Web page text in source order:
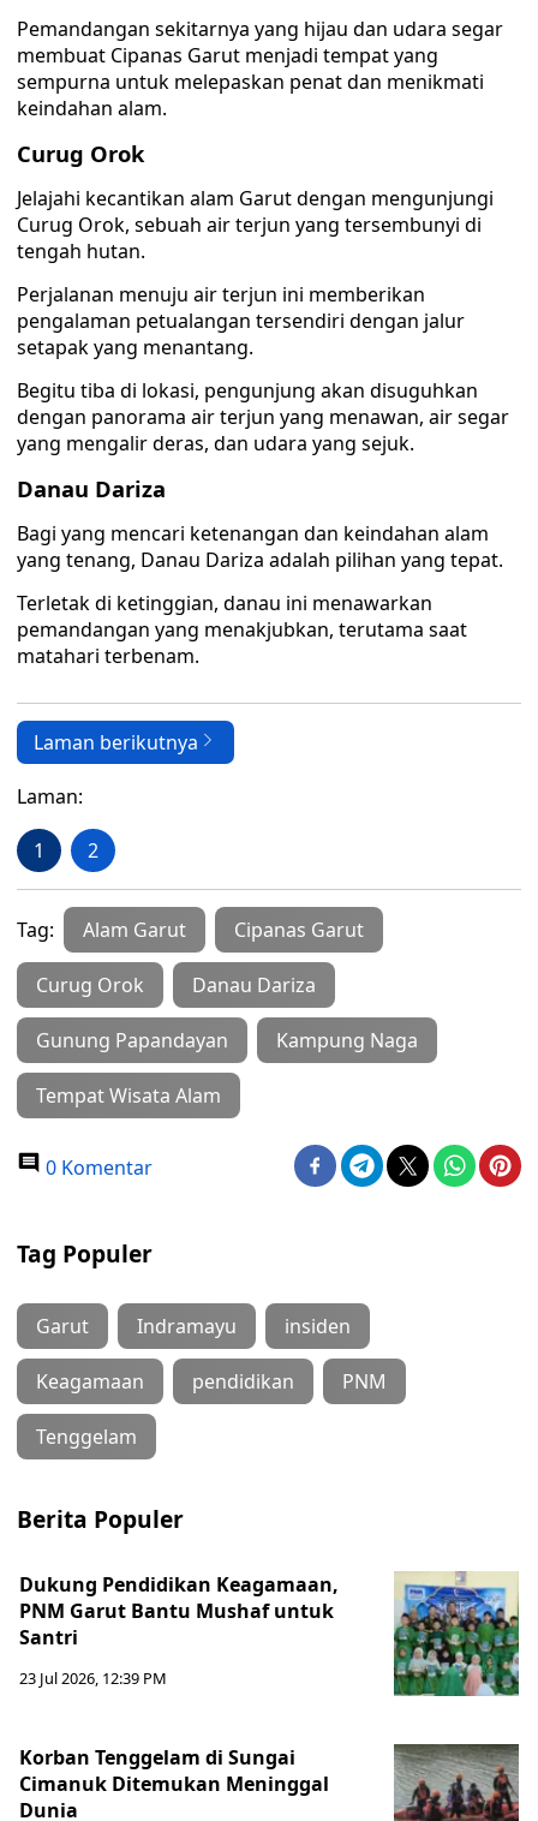
Pemandangan sekitarnya yang hijau dan udara segar
membuat Cipanas Garut menjadi tempat yang
sempurna untuk melepaskan penat dan menikmati
keindahan alam.
Curug Orok
Jelajahi kecantikan alam Garut dengan mengunjungi
Curug Orok, sebuah air terjun yang tersembunyi di
tengah hutan.
Perjalanan menuju air terjun ini memberikan
pengalaman petualangan tersendiri dengan jalur
setapak yang menantang.
Begitu tiba di lokasi, pengunjung akan disuguhkan
dengan panorama air terjun yang menawan, air segar
yang mengalir deras, dan udara yang sejuk.
Danau Dariza
Bagi yang mencari ketenangan dan keindahan alam
yang tenang, Danau Dariza adalah pilihan yang tepat.
Terletak di ketinggian, danau ini menawarkan
pemandangan yang menakjubkan, terutama saat
matahari terbenam.
Laman berikutnya
Laman:
1 2
Tag: Alam Garut Cipanas Garut
Curug Orok Danau Dariza
Gunung Papandayan Kampung Naga
Tempat Wisata Alam
0 Komentar
Tag Populer
Garut Indramayu insiden
Keagamaan pendidikan PNM
Tenggelam
Berita Populer
Dukung Pendidikan Keagamaan,
PNM Garut Bantu Mushaf untuk
Santri
23 Jul 2026, 12:39 PM
Korban Tenggelam di Sungai
Cimanuk Ditemukan Meninggal
Dunia